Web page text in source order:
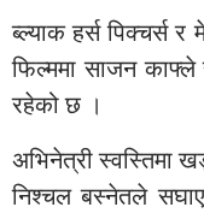
ब्ल्याक हर्स पिक्चर्स र
फिल्ममा साजन
रहेको छ ।
अभिनेत्री स्वस्तिमा
निश्चल बस्नेतले